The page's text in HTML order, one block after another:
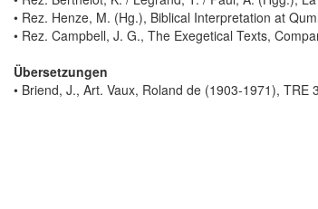
• Rez. Henze, M. (Hg.), Biblical Interpretation at
• Rez. Campbell, J. G., The Exegetical Texts,
Übersetzungen
• Briend, J., Art. Vaux, Roland de (1903-1971), TRE